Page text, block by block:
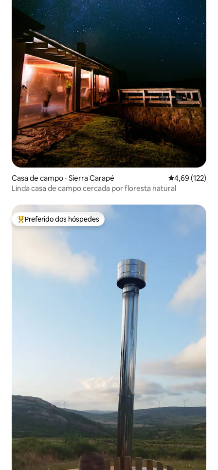
Casa de campo ⋅ Sierra Carapé 4,69 de uma
4,69 (122)
Linda casa de campo cercada por floresta natural
Entre os melhores preferidos dos hóspedes
Preferido dos hóspedes